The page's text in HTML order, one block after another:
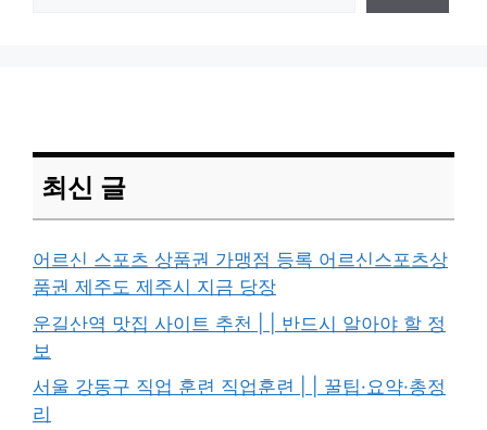
최신 글
어르신 스포츠 상품권 가맹점 등록 어르신스포츠상
품권 제주도 제주시 지금 당장
운길산역 맛집 사이트 추천 | | 반드시 알아야 할 정
보
서울 강동구 직업 훈련 직업훈련 | | 꿀팁·요약·총정
리